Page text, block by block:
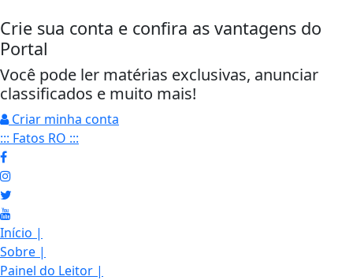
Crie sua conta e confira as vantagens do
Portal
Você pode ler matérias exclusivas, anunciar
classificados e muito mais!
Criar minha conta
::: Fatos RO :::
Início |
Sobre |
Painel do Leitor |